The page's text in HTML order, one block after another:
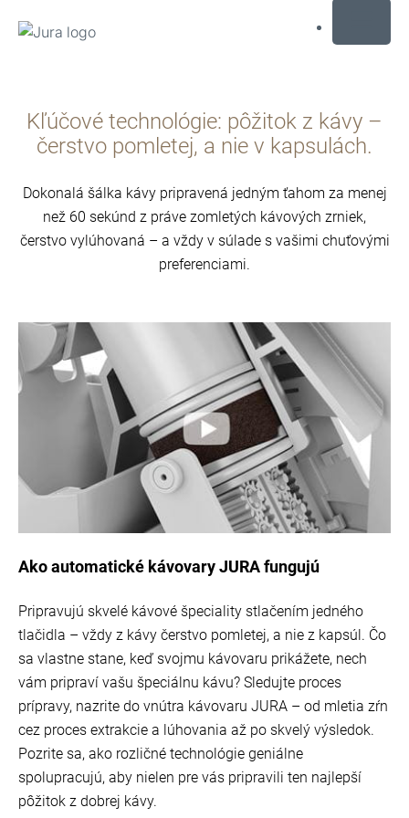
obsah
hľadanie
Kľúčové technológie: pôžitok z kávy –
čerstvo pomletej, a nie v kapsulách.
Dokonalá šálka kávy pripravená jedným ťahom za menej
než 60 sekúnd z práve zomletých kávových zrniek,
čerstvo vylúhovaná – a vždy v súlade s vašimi chuťovými
preferenciami.
Ako automatické kávovary JURA fungujú
Pripravujú skvelé kávové špeciality stlačením jedného
tlačidla – vždy z kávy čerstvo pomletej, a nie z kapsúl. Čo
sa vlastne stane, keď svojmu kávovaru prikážete, nech
vám pripraví vašu špeciálnu kávu? Sledujte proces
prípravy, nazrite do vnútra kávovaru JURA – od mletia zŕn
cez proces extrakcie a lúhovania až po skvelý výsledok.
Pozrite sa, ako rozličné technológie geniálne
spolupracujú, aby nielen pre vás pripravili ten najlepší
pôžitok z dobrej kávy.